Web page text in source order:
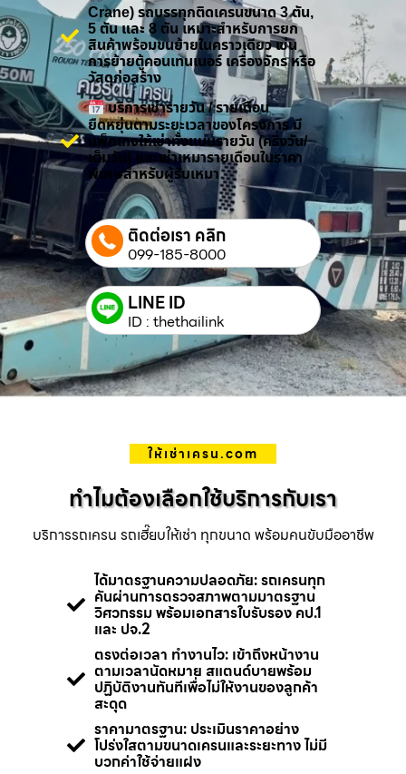
Crane) รถบรรทุกติดเครนขนาด 3 ตัน,
5 ตัน และ 8 ตัน เหมาะสำหรับการยก
สินค้าพร้อมขนย้ายในคราวเดียว เช่น
การย้ายตู้คอนเทนเนอร์ เครื่องจักร หรือ
วัสดุก่อสร้าง
บริการเช่ารายวัน / รายเดือน
ยืดหยุ่นตามระยะเวลาของโครงการ มี
แพ็กเกจให้เช่าทั้งแบบรายวัน (ครึ่งวัน/
เต็มวัน) และเช่าเหมารายเดือนในราคา
พิเศษสำหรับผู้รับเหมา
ติดต่อเรา คลิก
099-185-8000
LINE ID
ID : thethailink
ให้เช่าเครน.com
ทำไมต้องเลือกใช้บริการกับเรา
บริการรถเครน รถเฮี๊ยบให้เช่า ทุกขนาด พร้อมคนขับมืออาชีพ
ได้มาตรฐานความปลอดภัย: รถเครนทุก
คันผ่านการตรวจสภาพตามมาตรฐาน
วิศวกรรม พร้อมเอกสารใบรับรอง คป.1
และ ปจ.2
ตรงต่อเวลา ทำงานไว: เข้าถึงหน้างาน
ตามเวลานัดหมาย สแตนด์บายพร้อม
ปฏิบัติงานทันทีเพื่อไม่ให้งานของลูกค้า
สะดุด
ราคามาตรฐาน: ประเมินราคาอย่าง
โปร่งใสตามขนาดเครนและระยะทาง ไม่มี
บวกค่าใช้จ่ายแฝง